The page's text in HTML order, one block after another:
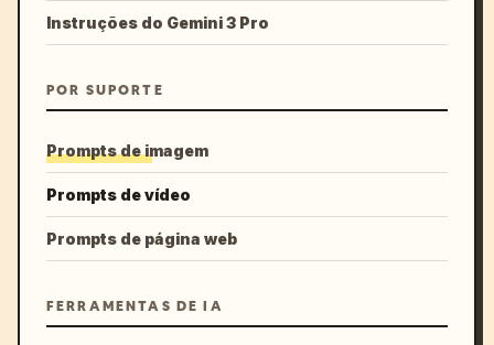
Instruções do Gemini 3 Pro
POR SUPORTE
Prompts de imagem
Prompts de vídeo
Prompts de página web
FERRAMENTAS DE IA